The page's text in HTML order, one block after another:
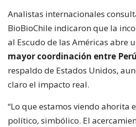
Analistas internacionales
BioBioChile indicaron que la
al Escudo de las Américas abre
mayor coordinación entre
respaldo de Estados Unidos,
claro el impacto real.
“Lo que estamos viendo ahorita
político, simbólico. El